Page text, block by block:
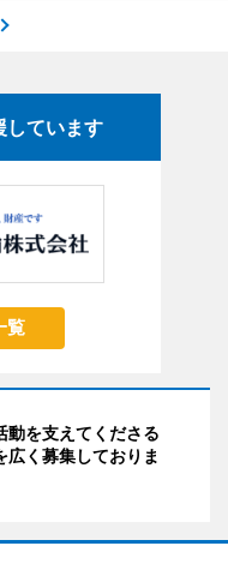
しています
覧
動を支えてくださる
広く募集しておりま